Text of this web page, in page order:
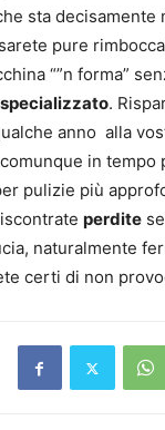
sta decisamente
pure
“”n forma”
specializzato.
anno alla
in tempo
pulizie più
perdite
naturalmente
certi di non